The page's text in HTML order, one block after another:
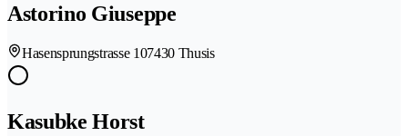
Astorino Giuseppe
Hasensprungstrasse 107430 Thusis
Kasubke Horst